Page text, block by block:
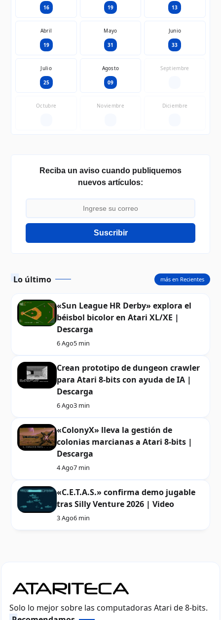
16 19 13
Abril
19
Mayo
31
Junio
33
Julio
25
Agosto
09
Septiembre
Octubre Noviembre Diciembre
Reciba un aviso cuando publiquemos
nuevos artículos:
Suscribir
Lo último
«Sun League HR Derby» explora el
béisbol bicolor en Atari XL/XE |
Descarga
6 Ago5 min
Crean prototipo de dungeon crawler
para Atari 8-bits con ayuda de IA |
Descarga
6 Ago3 min
«ColonyX» lleva la gestión de
colonias marcianas a Atari 8-bits |
Descarga
4 Ago7 min
«C.E.T.A.S.» confirma demo jugable
tras Silly Venture 2026 | Video
3 Ago6 min
más en Recientes
Solo lo mejor sobre las computadoras Atari de 8-bits.